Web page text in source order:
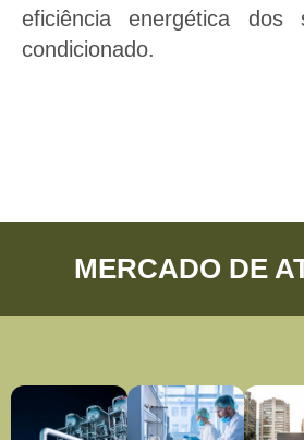
eficiência energética
condicionado.
MERCADO DE